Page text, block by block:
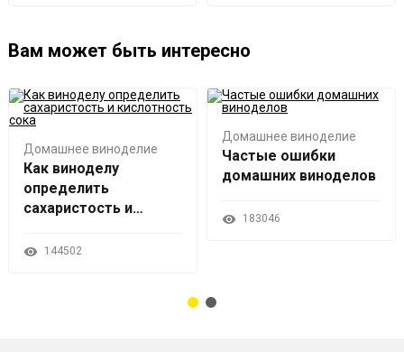
Вам может быть интересно
Домашнее виноделие
Как виноделу
определить
сахаристость и
144502
Домашнее виноделие
Частые ошибки
домашних виноделов
183046